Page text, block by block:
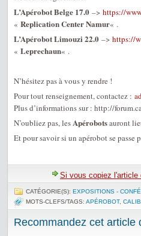
L’Apérobot Belge 17.0 –> https://
« Replication Center Namur« .
L’Apérobot Limouzi 22.0 –> https://
« Leprechaun« .
N’hésitez pas à vous y rendre !
Pour tout renseignement, contactez :
Plus d’informations sur : http://
N’oubliez pas, lesApérobotsauront
Et pour savoir si un apérobot se passe
Si vous copiez
CATÉGORIE(S): EXPOSITIONS -
MOTS-CLEFS/TAGS: APÉROBOT,
Recommandez cet article